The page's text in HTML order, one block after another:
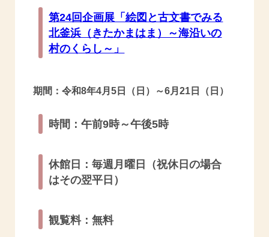
第24回企画展「絵図と古文書でみる
北釜浜（きたかまはま）～海沿いの
村のくらし～」
期間：令和8年4月5日（日）～6月21日（日）
時間：午前9時～午後5時
休館日：毎週月曜日（祝休日の場合
はその翌平日）
観覧料：無料